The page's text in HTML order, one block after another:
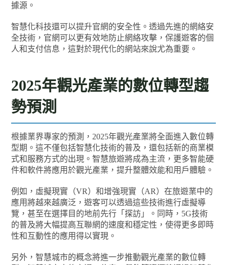
據源。
智慧化科技還可以提升官網的安全性。透過先進的網絡安
全技術，官網可以更有效地防止網絡攻擊，保護遊客的個
人和支付信息，這對於現代化的網站來說尤為重要。
2025年觀光產業的數位轉型趨
勢預測
根據業界專家的預測，2025年觀光產業將全面進入數位轉
型期。這不僅包括智慧化技術的普及，還包括新的商業模
式和服務方式的出現。智慧旅遊將成為主流，更多智能硬
件和軟件將應用於觀光產業，提升整體效能和用戶體驗。
例如，虛擬現實（VR）和增強現實（AR）在旅遊業中的
應用將越來越廣泛，遊客可以透過這些技術進行虛擬導
覽，甚至在選擇目的地前先行「探訪」。同時，5G技術
的普及將大幅提高互聯網的速度和穩定性，使得更多即時
性和互動性的應用得以實現。
另外，智慧城市的概念將進一步推動觀光產業的數位轉